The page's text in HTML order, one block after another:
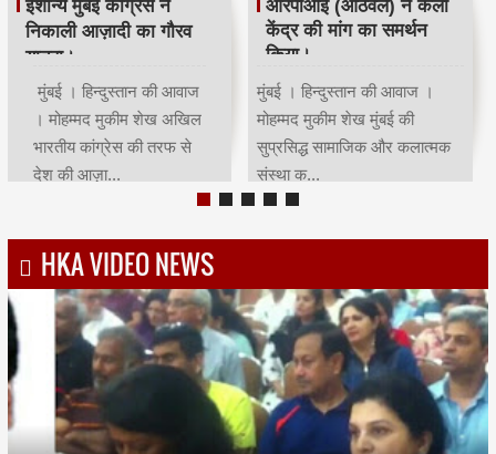
रमजान पर दिया एकता-
भाईचारे का संदेश:कांग्रेस ने
आयोजित किया रोजा इफ्तार
मुंबई | हिन्दुस्तान की आवाज |
मोहम्मद मुकीम शेखमुंबई कांग्रेस
अध्यक्ष भाई जगताप व कार्याध्यक्ष
चरणसि...
श्री सिद्धिविनायक मंदिर
ट्रस्ट ने सचिन तेंदुलकर का
सम्मान किया।
मुंबई । हिन्दुस्तान की आवाज ।
मोहम्मद मुकीम शेख भारतीय क्रिकेट
के भगवान कहे जाने वाले देश के
मह...
HKA VIDEO NEWS